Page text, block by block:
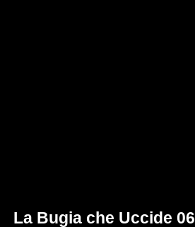
La Bugia che Uccide 06